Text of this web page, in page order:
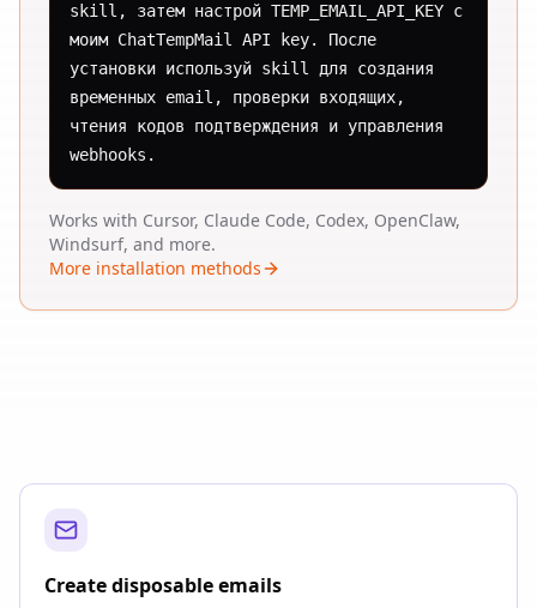
skill, затем настрой TEMP_EMAIL_API_KEY с
моим ChatTempMail API key. После
установки используй skill для создания
временных email, проверки входящих,
чтения кодов подтверждения и управления
webhooks.
Works with Cursor, Claude Code, Codex, OpenClaw,
Windsurf, and more.
More installation methods
Create disposable emails